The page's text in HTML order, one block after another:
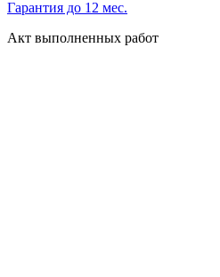
Гарантия до 12 мес.
Акт выполненных работ